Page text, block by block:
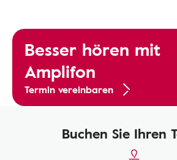
Besser hören mit
Amplifon
Termin vereinbaren
Buchen Sie Ihren